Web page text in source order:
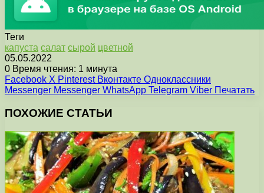
Теги
капуста салат сырой цветной
05.05.2022
0 Время чтения: 1 минута
Facebook X Pinterest Вконтакте Одноклассники
Messenger Messenger WhatsApp Telegram Viber Печатать
ПОХОЖИЕ СТАТЬИ